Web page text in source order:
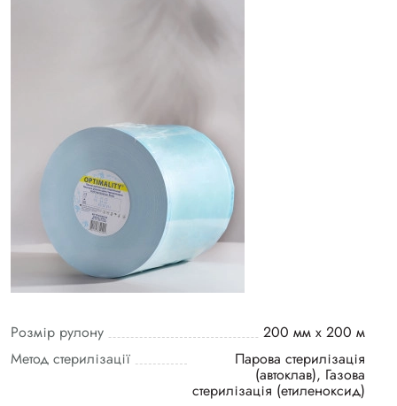
Розмір рулону
200 мм х 200 м
Метод стерилізації
Парова стерилізація
(автоклав), Газова
стерилізація (етиленоксид)